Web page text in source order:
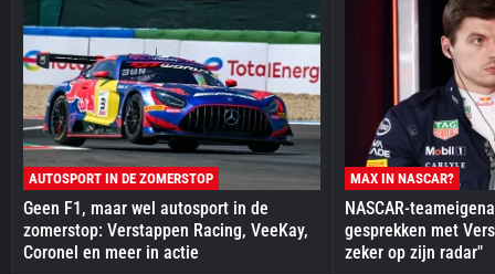
AUTOSPORT IN DE ZOMERSTOP
Geen F1, maar wel autosport in de
zomerstop: Verstappen Racing, VeeKay,
Coronel en meer in actie
MAX IN NASCAR?
NASCAR-
gesprekken met
zeker op zijn radar"